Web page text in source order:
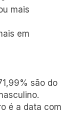
mais
em
são do
é a data com